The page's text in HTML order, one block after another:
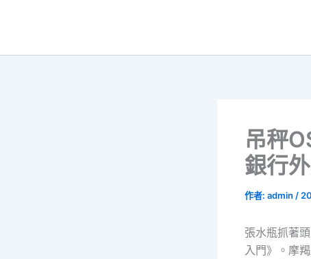
吊秤
銀行
作者: admin /
張水瓶抓著
入門》。摩